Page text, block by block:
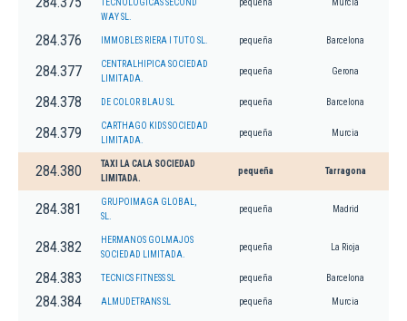
TECNOLOGICAS SECOND
WAY SL.
pequeña Murcia
284.376 IMMOBLES RIERA I TUTO SL. pequeña Barcelona
284.377
CENTRALHIPICA SOCIEDAD
LIMITADA.
pequeña Gerona
284.378 DE COLOR BLAU SL pequeña Barcelona
284.379
CARTHAGO KIDS SOCIEDAD
LIMITADA.
pequeña Murcia
284.380
TAXI LA CALA SOCIEDAD
LIMITADA.
pequeña Tarragona
284.381
GRUPOIMAGA GLOBAL,
SL.
pequeña Madrid
284.382
HERMANOS GOLMAJOS
SOCIEDAD LIMITADA.
pequeña La Rioja
284.383 TECNICS FITNESS SL pequeña Barcelona
284.384 ALMUDETRANS SL pequeña Murcia